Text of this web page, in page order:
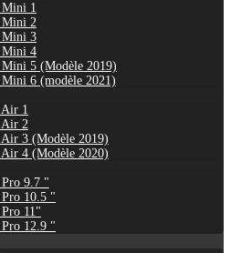
Mini 1
Mini 2
Mini 3
Mini 4
Mini 5 (Modèle 2019)
Mini 6 (modèle 2021)
Air 1
Air 2
Air 3 (Modèle 2019)
Air 4 (Modèle 2020)
9.7 "
10.5 "
11"
12.9 "